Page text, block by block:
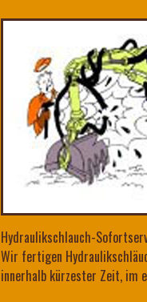
Hydraulikschlauch-
Wir fertigen
innerhalb kürzester Zeit, im